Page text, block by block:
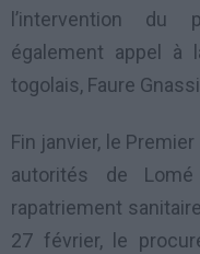
l’intervention du
également appel à
togolais, Faure
Fin janvier, le
autorités de
rapatriement
27 février, le